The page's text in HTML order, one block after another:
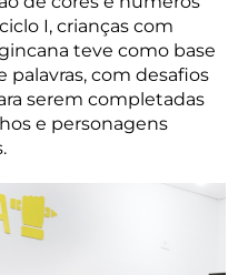
I, crianças com
teve como base
palavras, com desafios
serem completadas
e personagens